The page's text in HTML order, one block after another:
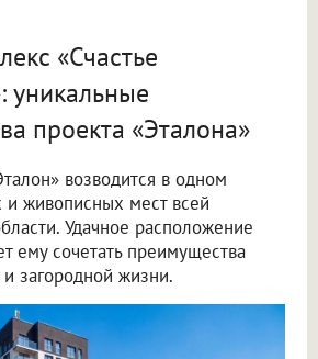
«Счастье
уникальные
проекта «Эталона»
возводится в одном
живописных мест всей
Удачное расположение
ему сочетать преимущества
загородной жизни.